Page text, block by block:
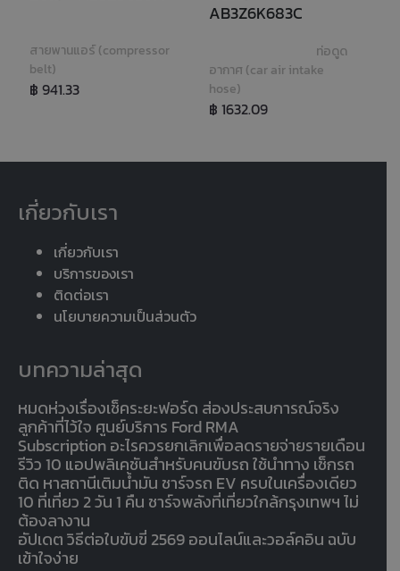
สายพานแอร์ (compressor
belt)
฿ 941.33
AB3Z6K683C
ท่อดูด
อากาศ (car air intake
hose)
฿ 1632.09
เกี่ยวกับเรา
เกี่ยวกับเรา
บริการของเรา
ติดต่อเรา
นโยบายความเป็นส่วนตัว
บทความล่าสุด
หมดห่วงเรื่องเช็คระยะฟอร์ด ส่องประสบการณ์จริง
ลูกค้าที่ไว้ใจ ศูนย์บริการ Ford RMA
Subscription อะไรควรยกเลิกเพื่อลดรายจ่ายรายเดือน
รีวิว 10 แอปพลิเคชันสำหรับคนขับรถ ใช้นำทาง เช็กรถ
ติด หาสถานีเติมน้ำมัน ชาร์จรถ EV ครบในเครื่องเดียว
10 ที่เที่ยว 2 วัน 1 คืน ชาร์จพลังที่เที่ยวใกล้กรุงเทพฯ ไม่
ต้องลางาน
อัปเดต วิธีต่อใบขับขี่ 2569 ออนไลน์และวอล์คอิน ฉบับ
เข้าใจง่าย